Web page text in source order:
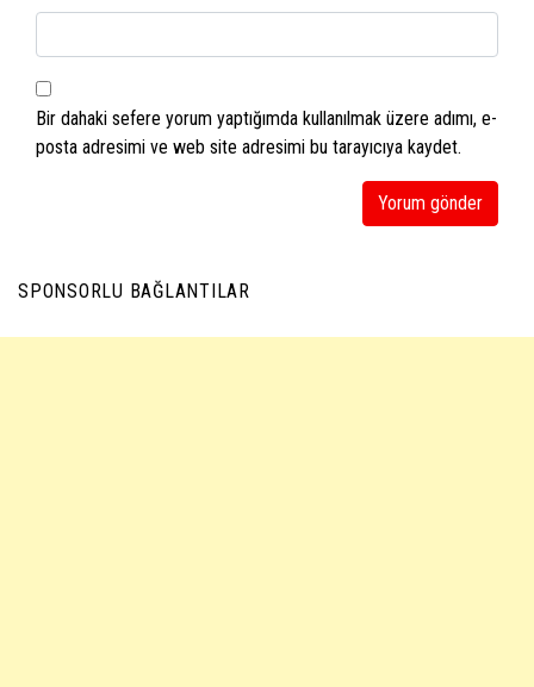
Bir dahaki sefere yorum yaptığımda kullanılmak üzere adımı, e-
posta adresimi ve web site adresimi bu tarayıcıya kaydet.
SPONSORLU BAĞLANTILAR